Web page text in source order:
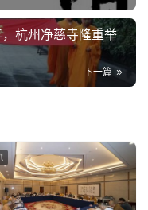
杭州净慈寺隆重举
下一篇